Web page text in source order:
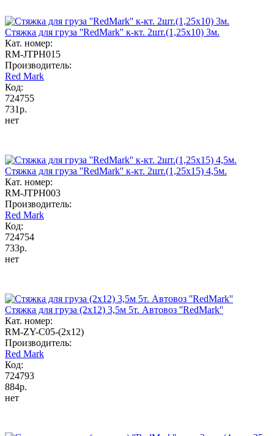
Стяжка для груза ''RedMark'' к-кт. 2шт.(1,25х10) 3м.
Кат. номер:
RM-JTPH015
Производитель:
Red Mark
Код:
724755
731р.
нет
Стяжка для груза ''RedMark'' к-кт. 2шт.(1,25х15) 4,5м.
Кат. номер:
RM-JTPH003
Производитель:
Red Mark
Код:
724754
733р.
нет
Стяжка для груза (2х12) 3,5м 5т. Автовоз ''RedMark''
Кат. номер:
RМ-ZY-C05-(2x12)
Производитель:
Red Mark
Код:
724793
884р.
нет